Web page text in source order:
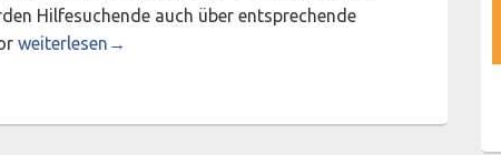
Hilfesuchende auch über entsprechende
Start des Bundesweiten Hilfetelefones „Gewalt gegen Frauen“
weiterlesen →